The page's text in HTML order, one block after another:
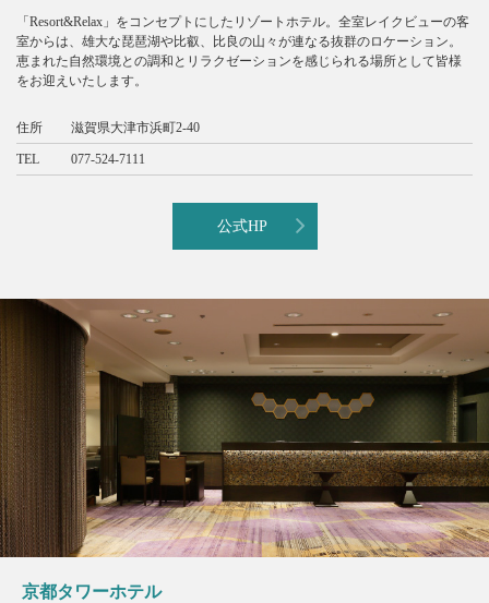
「Resort&Relax」をコンセプトにしたリゾートホテル。全室レイクビューの客
室からは、雄大な琵琶湖や比叡、比良の山々が連なる抜群のロケーション。
恵まれた自然環境との調和とリラクゼーションを感じられる場所として皆様
をお迎えいたします。
住所 滋賀県大津市浜町2-40
TEL 077-524-7111
公式HP
京都タワーホテル